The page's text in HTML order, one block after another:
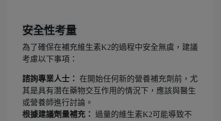
安全性考量
為了確保在補充維生素K2的過程中安全無虞，建議
考慮以下事項：
諮詢專業人士： 在開始任何新的營養補充劑前，尤
其是具有潛在藥物交互作用的情況下，應該與醫生
或營養師進行討論。
根據建議劑量補充： 過量的維生素K2可能導致不